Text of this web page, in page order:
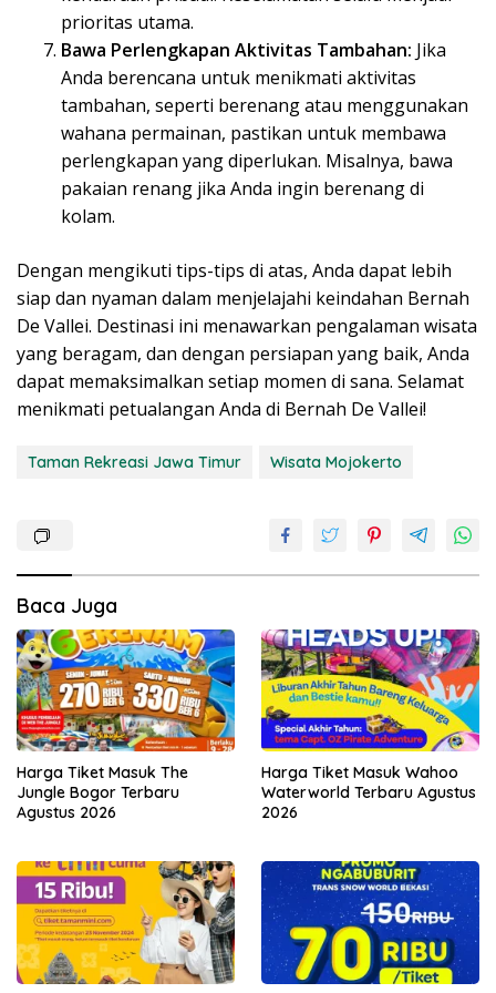
prioritas utama.
Bawa Perlengkapan Aktivitas Tambahan: Jika
Anda berencana untuk menikmati aktivitas
tambahan, seperti berenang atau menggunakan
wahana permainan, pastikan untuk membawa
perlengkapan yang diperlukan. Misalnya, bawa
pakaian renang jika Anda ingin berenang di
kolam.
Dengan mengikuti tips-tips di atas, Anda dapat lebih
siap dan nyaman dalam menjelajahi keindahan Bernah
De Vallei. Destinasi ini menawarkan pengalaman wisata
yang beragam, dan dengan persiapan yang baik, Anda
dapat memaksimalkan setiap momen di sana. Selamat
menikmati petualangan Anda di Bernah De Vallei!
Taman Rekreasi Jawa Timur Wisata Mojokerto
Baca Juga
Harga Tiket Masuk The
Jungle Bogor Terbaru
Agustus 2026
Harga Tiket Masuk Wahoo
Waterworld Terbaru Agustus
2026